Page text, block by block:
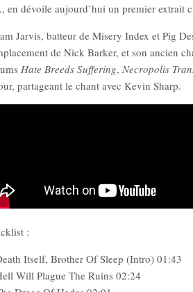
en dévoile aujourd’hui un premier extrait
Jarvis, batteur de Misery Index et Pig
de Nick Barker, et son ancien
Hate Breeds Suffering, Necropolis
partageant le chant avec Kevin Sharp.
:
Itself, Brother Of Sleep (Intro) 01:43
Will Plague The Ruins 02:24